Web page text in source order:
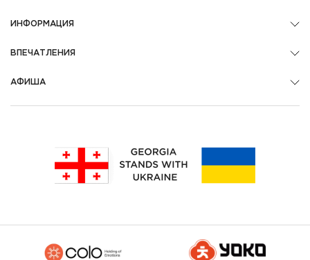
ИНФОРМАЦИЯ
ВПЕЧАТЛЕНИЯ
АФИША